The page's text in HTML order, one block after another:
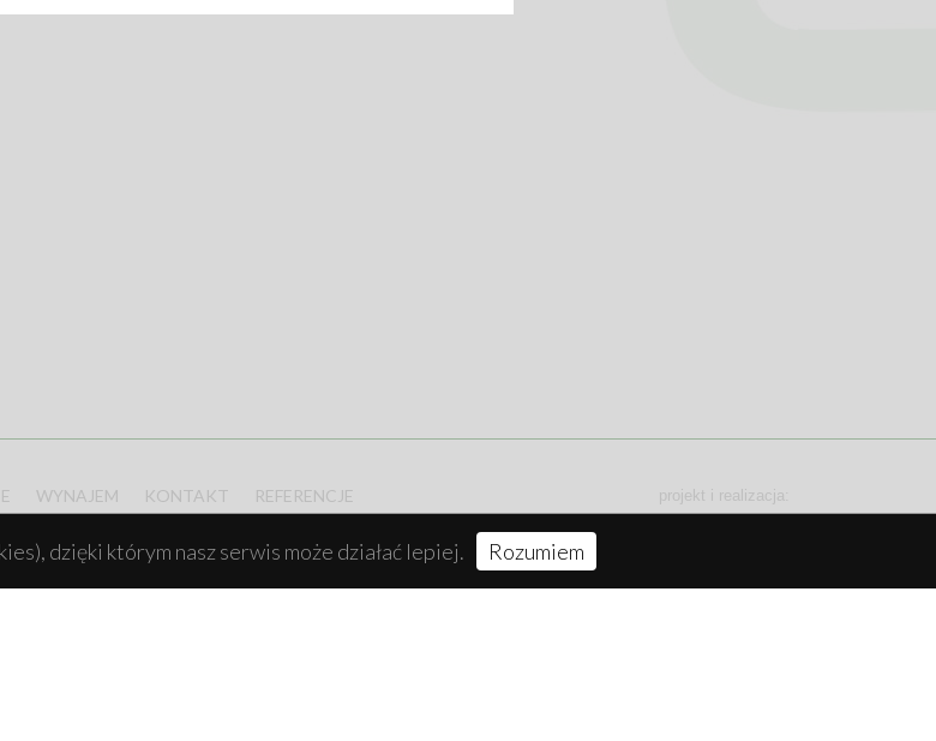
WYNAJEM KONTAKT REFERENCJE projekt i realizacja:
dzięki którym nasz serwis może działać lepiej. Rozumiem